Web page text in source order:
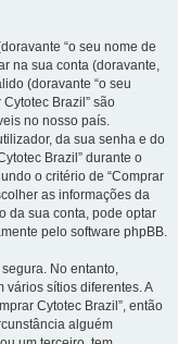
“o seu nome de
na sua conta (doravante,
(doravante “o seu
Brazil” são
no nosso país.
da sua senha e do
Brazil” durante o
o critério de “Comprar
as informações da
da sua conta, pode optar
pelo software phpBB.
No entanto,
sítios diferentes. A
Cytotec Brazil”, então
alguém